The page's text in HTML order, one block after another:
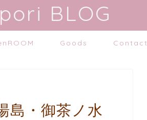
BLOG
Goods Contact
島・御茶ノ水